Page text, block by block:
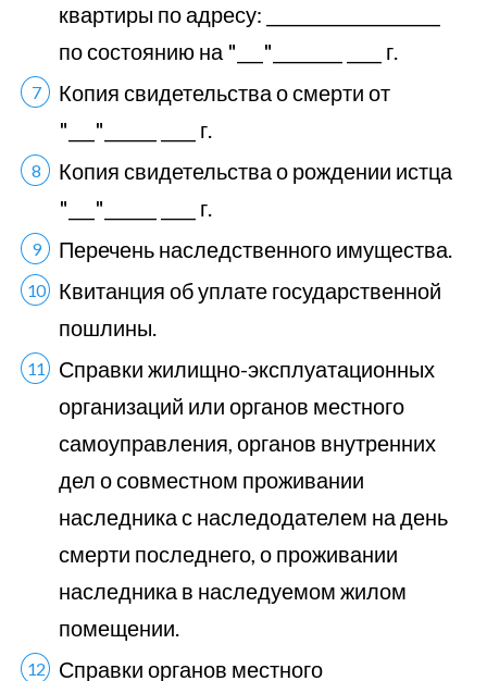
квартиры по адресу: ____________________
по состоянию на "___"________ ____ г.
Копия свидетельства о смерти от
"___"______ ____ г.
Копия свидетельства о рождении истца
"___"______ ____ г.
Перечень наследственного имущества.
Квитанция об уплате государственной
пошлины.
Справки жилищно-эксплуатационных
организаций или органов местного
самоуправления, органов внутренних
дел о совместном проживании
наследника с наследодателем на день
смерти последнего, о проживании
наследника в наследуемом жилом
помещении.
Справки органов местного